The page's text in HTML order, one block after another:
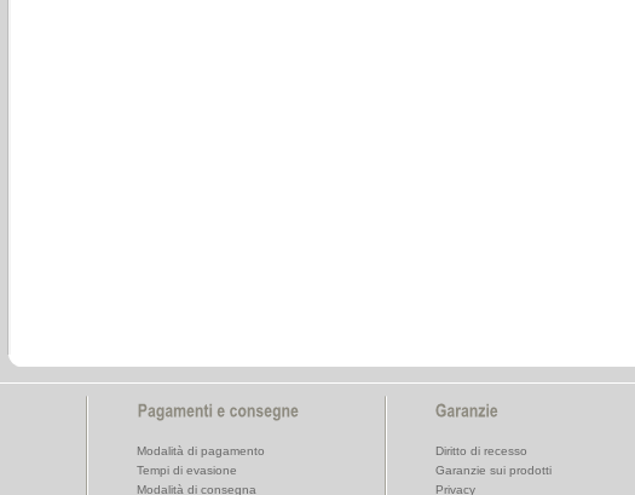
Modalità di pagamento
Tempi di evasione
Modalità di consegna
Diritto di recesso
Garanzie sui prodotti
Privacy